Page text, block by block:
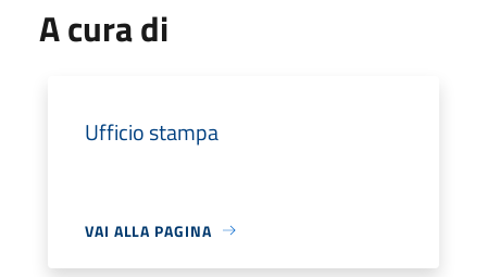
A cura di
Ufficio stampa
VAI ALLA PAGINA